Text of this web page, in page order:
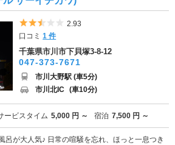
5つ星のうち2.5
2.93
口コミ1 件
千葉県市川市下貝塚3-8-12
047-373-7671
市川大野駅 (車5分)
市川北IC (車10分)
ービスタイム 5,000 円 ～ 宿泊 7,500 円 ～
呂が大人気♪ 日常の喧騒を忘れ、ほっと一息つき